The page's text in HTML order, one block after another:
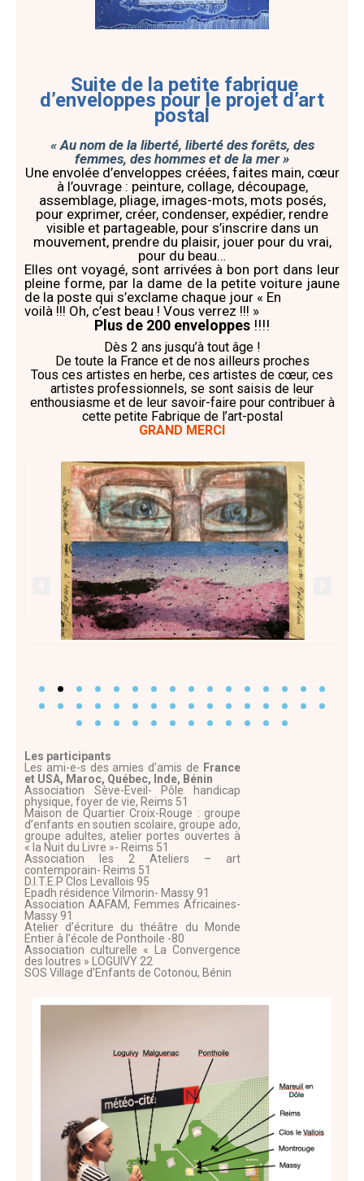
Suite de la petite fabrique
d’enveloppes pour le projet d’art
postal
« Au nom de la liberté, liberté des forêts, des
femmes, des hommes et de la mer »
Une envolée d’enveloppes créées, faites main, cœur
à l’ouvrage : peinture,collage, découpage,
assemblage, pliage, images-mots, mots posés,
pour exprimer, créer, condenser, expédier, rendre
visible et partageable,pours’inscrire dans un
mouvement, prendre du plaisir, jouer pour du vrai,
pour du beau…
Elles ont voyagé, sont arrivées à bon port dans leur
pleine forme, par la dame de la petite voiture jaune
de la poste qui s’exclame chaque jour « En
voilà !!! Oh, c’est beau ! Vous verrez !!! »
Plus de 200 enveloppes !!!!
Dès 2 ans jusqu’àtout âge !
De toute la France et de nos ailleurs proches
Tous ces artistes en herbe, ces artistes de cœur, ces
artistes professionnels, se sont saisis de leur
enthousiasme et de leur savoir-faire pour contribuer à
cette petite Fabrique de l’art-postal
GRAND MERCI
Les participants
Les ami-e-s des amies d’amis de France
et USA, Maroc, Québec, Inde, Bénin
Association Sève-Eveil- Pôle handicap
physique, foyer de vie, Reims 51
Maison de Quartier Croix-Rouge : groupe
d’enfants en soutien scolaire, groupe ado,
groupe adultes, atelier portes ouvertes à
« la Nuit du Livre »- Reims 51
Association les 2 Ateliers – art
contemporain- Reims 51
D.I.T.E.P Clos Levallois 95
Epadh résidence Vilmorin- Massy 91
Association AAFAM, Femmes Africaines-
Massy 91
Atelier d’écriture du théâtre du Monde
Entier à l’école de Ponthoile -80
Association culturelle « La Convergence
des loutres » LOGUIVY 22
SOS Village d’Enfants de Cotonou, Bénin